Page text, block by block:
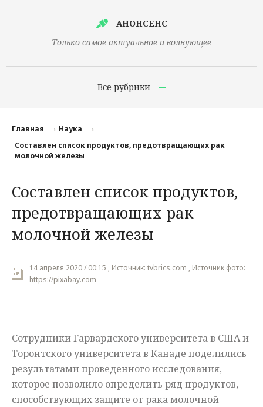
АНОНСЕНС
Только самое актуальное и волнующее
Все рубрики
Финансы
Наука
Культура
Общество
Мнения
Главная
Наука
Составлен список продуктов, предотвращающих рак
молочной железы
Составлен список продуктов,
предотвращающих рак
молочной железы
14 апреля 2020 / 00:15 , Источник: tvbrics.com , Источник фото:
https://pixabay.com
Сотрудники Гарвардского университета в США и
Торонтского университета в Канаде поделились
результатами проведенного исследования,
которое позволило определить ряд продуктов,
способствующих защите от рака молочной